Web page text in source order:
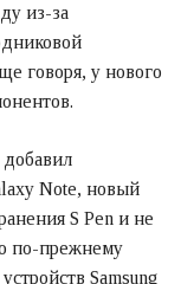
из-за
говоря, у нового
Note, новый
S Pen и не
по-прежнему
Samsung